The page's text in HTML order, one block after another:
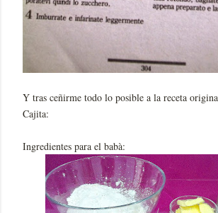
Y tras ceñirme todo lo posible a la receta
Cajita:
Ingredientes para el babà: